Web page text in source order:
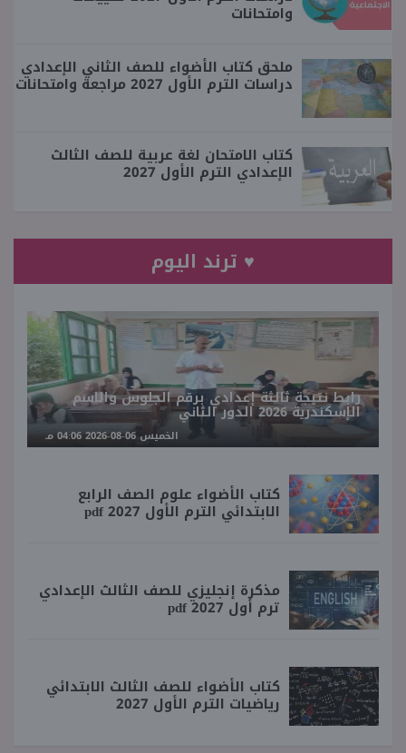
وامتحانات
ملحق كتاب الأضواء للصف الثاني الإعدادي
دراسات الترم الأول 2027 مراجعة وامتحانات
كتاب الامتحان لغة عربية للصف الثالث
الإعدادي الترم الأول 2027
♥ ترند اليوم
رابط نتيجة ثالثة إعدادي برقم الجلوس والاسم
الإسكندرية 2026 الدور الثاني
الخميس 06-08-2026 04:06 مـ
كتاب الأضواء علوم الصف الرابع
الابتدائي الترم الأول 2027 pdf
مذكرة إنجليزي للصف الثالث الإعدادي
ترم أول 2027 pdf
كتاب الأضواء للصف الثالث الابتدائي
رياضيات الترم الأول 2027